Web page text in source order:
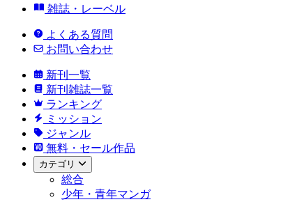
雑誌・レーベル
よくある質問
お問い合わせ
新刊一覧
新刊雑誌一覧
ランキング
ミッション
ジャンル
無料・セール作品
カテゴリ
総合
少年・青年マンガ